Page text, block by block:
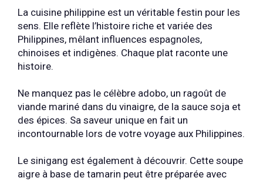
La cuisine philippine est un véritable festin pour les
sens. Elle reflète l’histoire riche et variée des
Philippines, mêlant influences espagnoles,
chinoises et indigènes. Chaque plat raconte une
histoire.
Ne manquez pas le célèbre adobo, un ragoût de
viande mariné dans du vinaigre, de la sauce soja et
des épices. Sa saveur unique en fait un
incontournable lors de votre voyage aux Philippines.
Le sinigang est également à découvrir. Cette soupe
aigre à base de tamarin peut être préparée avec